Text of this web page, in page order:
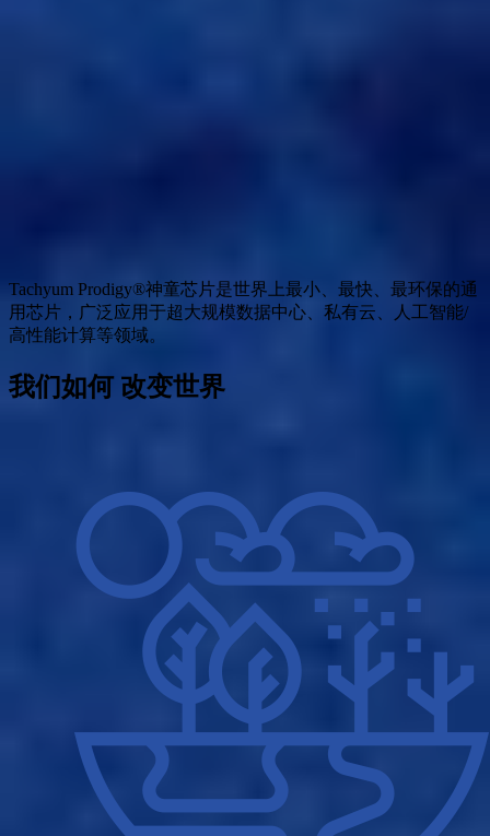
Tachyum Prodigy®神童芯片是世界上最小、最快、最环保的通
用芯片，广泛应用于超大规模数据中心、私有云、人工智能/
高性能计算等领域。
我们如何 改变世界